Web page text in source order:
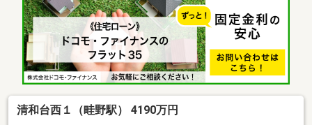
清和台西１（畦野駅） 4190万円